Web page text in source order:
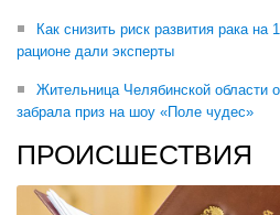
Как снизить риск развития рака
рационе дали эксперты
Жительница Челябинской области
забрала приз на шоу «Поле чудес»
ПРОИСШЕСТВИЯ